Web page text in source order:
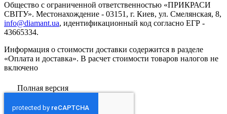
Общество с ограниченной ответственностью «ПРИКРАСИ
СВІТУ». Местонахождение - 03151, г. Киев, ул. Смелянская, 8,
info@diamant.ua, идентификационный код согласно ЕГР -
43665334.
Информация о стоимости доставки содержится в разделе
«Оплата и доставка». В расчет стоимости товаров налогов не
включено
Полная версия